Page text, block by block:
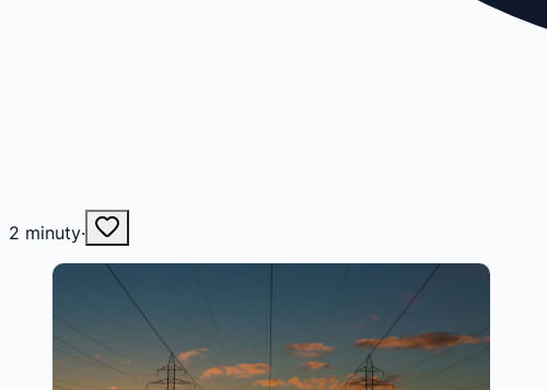
2 minuty·